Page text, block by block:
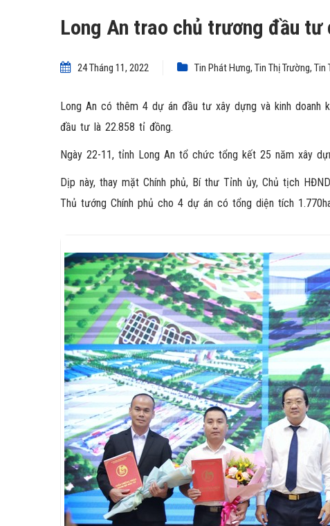
Long An trao chủ trương đầu
24 Tháng 11, 2022 Tin Phát Hưng, Tin Thị Trường, Tin
Long An có thêm 4 dự án đầu tư xây dựng và kinh doanh
đầu tư là 22.858 tỉ đồng.
Ngày 22-11, tỉnh Long An tổ chức tổng kết 25 năm xây
Dịp này, thay mặt Chính phủ, Bí thư Tỉnh ủy, Chủ tịch
Thủ tướng Chính phủ cho 4 dự án có tổng diện tích